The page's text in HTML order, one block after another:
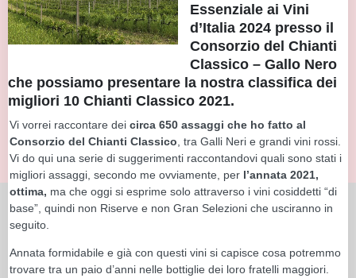
Essenziale ai Vini
d’Italia 2024 presso il
Consorzio del Chianti
Classico – Gallo Nero
che possiamo presentare la nostra classifica dei
migliori 10 Chianti Classico 2021.
Vi vorrei raccontare dei circa 650 assaggi che ho fatto al
Consorzio del Chianti Classico , tra Galli Neri e grandi vini rossi.
Vi do qui una serie di suggerimenti raccontandovi quali sono stati i
migliori assaggi, secondo me ovviamente, per l’annata 2021,
ottima, ma che oggi si esprime solo attraverso i vini cosiddetti “di
base”, quindi non Riserve e non Gran Selezioni che usciranno in
seguito.
Annata formidabile e già con questi vini si capisce cosa potremmo
trovare tra un paio d’anni nelle bottiglie dei loro fratelli maggiori.